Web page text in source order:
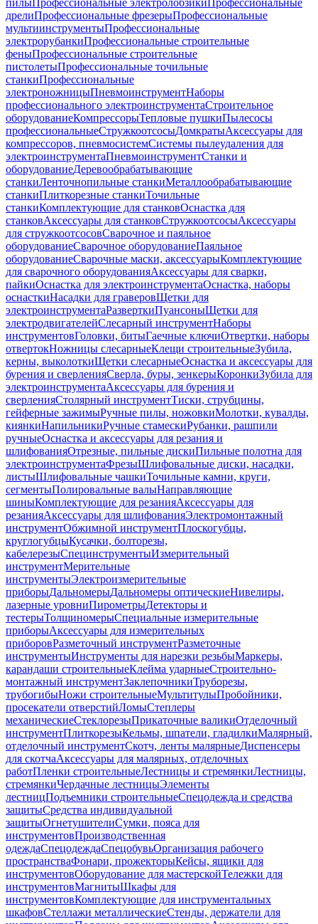
пилыПрофессиональные электролобзикиПрофессиональные
дрелиПрофессиональные фрезерыПрофессиональные
мультиинструментыПрофессиональные
электрорубанкиПрофессиональные строительные
феныПрофессиональные строительные
пистолетыПрофессиональные точильные
станкиПрофессиональные
электроножницыПневмоинструментНаборы
профессионального электроинструментаСтроительное
оборудованиеКомпрессорыТепловые пушкиПылесосы
профессиональныеСтружкоотсосыДомкратыАксессуары для
компрессоров, пневмосистемСистемы пылеудаления для
электроинструментаПневмоинструментСтанки и
оборудованиеДеревообрабатывающие
станкиЛенточнопильные станкиМеталлообрабатывающие
станкиПлиткорезные станкиТочильные
станкиКомплектующие для станковОснастка для
станковАксессуары для станковСтружкоотсосыАксессуары
для стружкоотсосовСварочное и паяльное
оборудованиеСварочное оборудованиеПаяльное
оборудованиеСварочные маски, аксессуарыКомплектующие
для сварочного оборудованияАксессуары для сварки,
пайкиОснастка для электроинструментаОснастка, наборы
оснасткиНасадки для граверовЩетки для
электроинструментаРазверткиПуансоныЩетки для
электродвигателейСлесарный инструментНаборы
инструментовГоловки, битыГаечные ключиОтвертки, наборы
отвертокНожницы слесарныеКлещи строительныеЗубила,
керны, выколоткиЩетки слесарныеОснастка и аксессуары для
бурения и сверленияСверла, буры, зенкерыКоронкиЗубила для
электроинструментаАксессуары для бурения и
сверленияСтолярный инструментТиски, струбцины,
гейферные зажимыРучные пилы, ножовкиМолотки, кувалды,
киянкиНапильникиРучные стамескиРубанки, рашпили
ручныеОснастка и аксессуары для резания и
шлифованияОтрезные, пильные дискиПильные полотна для
электроинструментаФрезыШлифовальные диски, насадки,
листыШлифовальные чашкиТочильные камни, круги,
сегментыПолировальные валыНаправляющие
шиныКомплектующие для резанияАксессуары для
резанияАксессуары для шлифованияЭлектромонтажный
инструментОбжимной инструментПлоскогубцы,
круглогубцыКусачки, болторезы,
кабелерезыСпецинструментыИзмерительный
инструментМерительные
инструментыЭлектроизмерительные
приборыДальномерыДальномеры оптическиеНивелиры,
лазерные уровниПирометрыДетекторы и
тестерыТолщиномерыСпециальные измерительные
приборыАксессуары для измерительных
приборовРазметочный инструментРазметочные
инструментыИнструменты для нарезки резьбыМаркеры,
карандаши строительныеКлейма ударныеСтроительно-
монтажный инструментЗаклепочникиТруборезы,
трубогибыНожи строительныеМультитулыПробойники,
просекатели отверстийЛомыСтеплеры
механическиеСтеклорезыПрикаточные валикиОтделочный
инструментПлиткорезыКельмы, шпатели, гладилкиМалярный,
отделочный инструментСкотч, ленты малярныеДиспенсеры
для скотчаАксессуары для малярных, отделочных
работПленки строительныеЛестницы и стремянкиЛестницы,
стремянкиЧердачные лестницыЭлементы
лестницПодъемники строительныеСпецодежда и средства
защитыСредства индивидуальной
защитыОгнетушителиСумки, пояса для
инструментовПроизводственная
одеждаСпецодеждаСпецобувьОрганизация рабочего
пространстваФонари, прожекторыКейсы, ящики для
инструментовОборудование для мастерскойТележки для
инструментовМагнитыШкафы для
инструментовКомплектующие для инструментальных
шкафовСтеллажи металлическиеСтенды, держатели для